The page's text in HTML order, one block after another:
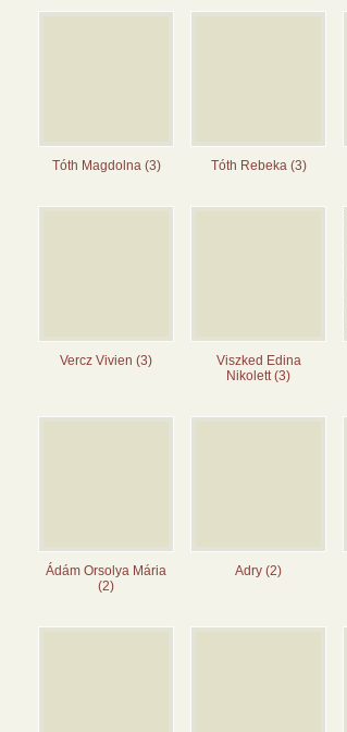
Tóth Magdolna (3) Tóth Rebeka (3)
Vercz Vivien (3)
Viszked Edina
Nikolett (3)
Ádám Orsolya Mária
(2)
Adry (2)